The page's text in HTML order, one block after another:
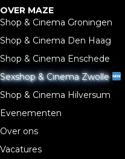
OVER MAZE
Shop & Cinema Groningen
Shop & Cinema Den Haag
Shop & Cinema Enschede
Sexshop & Cinema Zwolle
Shop & Cinema Hilversum
Evenementen
Over ons
Vacatures